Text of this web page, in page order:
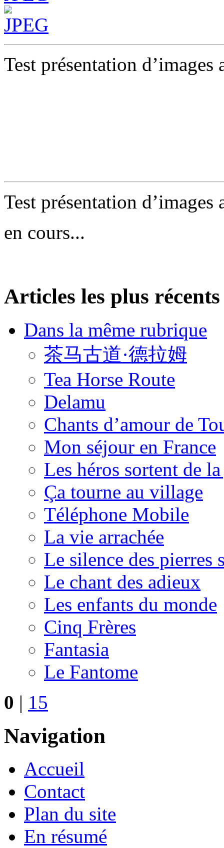
Test présentation
Test présentation
en cours...
Articles les plus récents
Dans la même rubrique
茶马古道·德拉姆
Tea Horse Route
Delamu
Chants d’amour de
Mon séjour en France
Les héros sortent de la
Ça tourne au village
Téléphone Mobile
La vie arrachée
Le silence des pierres
Le chant des adieux
Les enfants du monde
Cinq Frères
Fantasia
Le Fantome
0 | 15
Navigation
Accueil
Contact
Plan du site
En résumé